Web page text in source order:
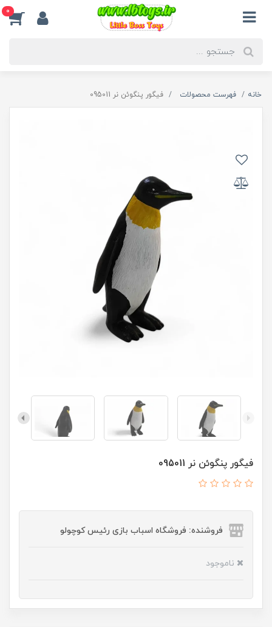
0
خانه فهرست محصولات فیگور پنگوئن نر 095011
فیگور پنگوئن نر 095011
فروشنده: فروشگاه اسباب بازی رئیس کوچولو
ناموجود